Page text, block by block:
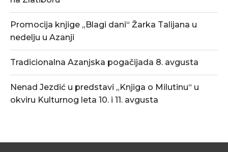
Promocija knjige „Blagi dani“ Žarka Talijana u
nedelju u Azanji
Tradicionalna Azanjska pogačijada 8. avgusta
Nenad Jezdić u predstavi „Knjiga o Milutinu“ u
okviru Kulturnog leta 10. i 11. avgusta